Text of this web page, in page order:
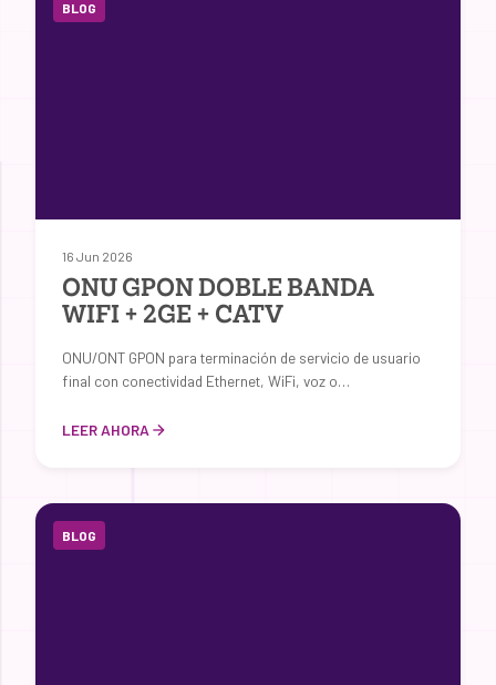
BLOG
16 Jun 2026
ONU GPON DOBLE BANDA
WIFI + 2GE + CATV
ONU/ONT GPON para terminación de servicio de usuario
final con conectividad Ethernet, WiFi, voz o…
LEER AHORA
BLOG